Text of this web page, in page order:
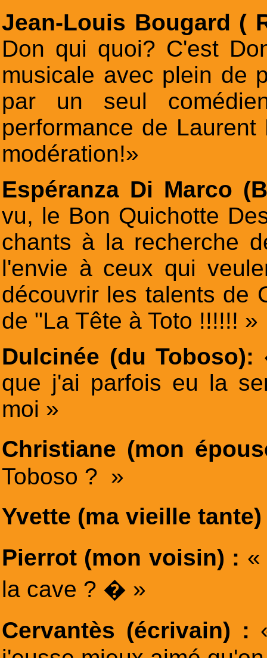
Jean-Louis Bougard (
Don qui quoi? C'est
musicale avec plein de
par un seul
performance de
modération!»
Espéranza Di Marco
vu, le Bon Quichotte
chants à la recherche
l'envie à ceux qui
découvrir les talents de
de "La Tête à Toto !!!!!! »
Dulcinée (du Toboso):
que j'ai parfois eu la
moi »
Christiane (mon
Toboso ? »
Yvette (ma vieille
Pierrot (mon voisin) : «
la cave ? � »
Cervantès (écrivain) :